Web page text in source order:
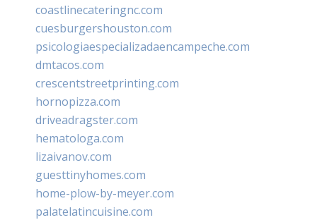
coastlinecateringnc.com
cuesburgershouston.com
psicologiaespecializadaencampeche.com
dmtacos.com
crescentstreetprinting.com
hornopizza.com
driveadragster.com
hematologa.com
lizaivanov.com
guesttinyhomes.com
home-plow-by-meyer.com
palatelatincuisine.com